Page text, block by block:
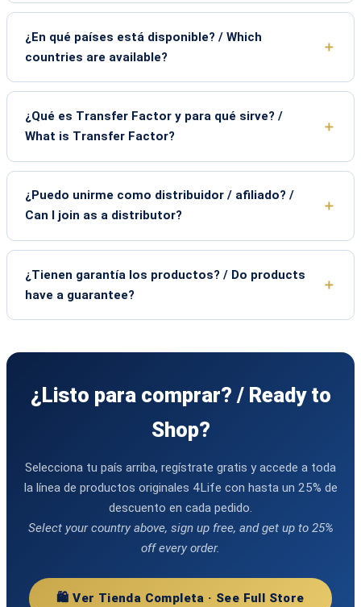
¿En qué países está disponible? / Which
countries are available?
¿Qué es Transfer Factor y para qué sirve? /
What is Transfer Factor?
¿Puedo unirme como distribuidor / afiliado? /
Can I join as a distributor?
¿Tienen garantía los productos? / Do products
have a guarantee?
¿Listo para comprar? / Ready to
Shop?
Selecciona tu país arriba, regístrate gratis y accede a toda
la línea de productos originales 4Life con hasta un 25% de
descuento en cada pedido.
Select your country above, sign up free, and get up to 25%
off every order.
🛍️ Ver Tienda Completa · See Full Store